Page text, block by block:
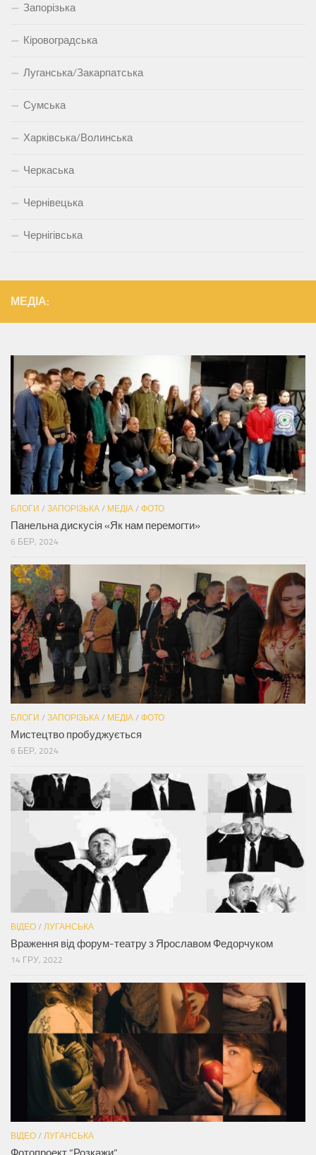
Запорізька
Кіровоградська
Луганська/Закарпатська
Сумська
Харківська/Волинська
Черкаська
Чернівецька
Чернігівська
МЕДІА:
БЛОГИ / ЗАПОРІЗЬКА / МЕДІА / ФОТО
Панельна дискусія «Як нам перемогти»
6 БЕР, 2024
БЛОГИ / ЗАПОРІЗЬКА / МЕДІА / ФОТО
Мистецтво пробуджується
6 БЕР, 2024
ВІДЕО / ЛУГАНСЬКА
Враження від форум-театру з Ярославом Федорчуком
14 ГРУ, 2022
ВІДЕО / ЛУГАНСЬКА